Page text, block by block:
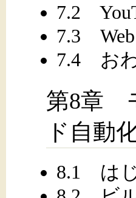
7.2
7.3
7.4 お
第8章
ド自動
8.1 は